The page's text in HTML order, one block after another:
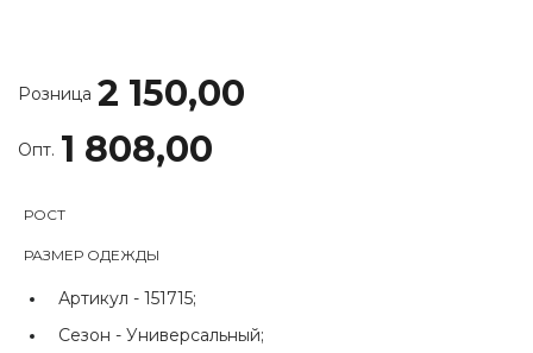
Розница 2 150,00
Опт. 1 808,00
РОСТ
РАЗМЕР ОДЕЖДЫ
Артикул - 151715;
Сезон - Универсальный;